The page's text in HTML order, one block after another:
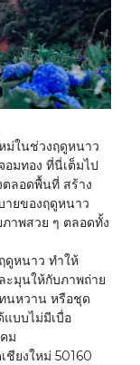
ม่ในช่วงฤดูหนาว
อมทอง ที่นี่เต็มไป
ตลอดพื้นที่ สร้าง
ายของฤดูหนาว
าพสวย ๆ ตลอดทั้ง
ฤดูหนาว ทำให้
ะมุนให้กับภาพถ่าย
นหวาน หรือชุด
แบบไม่มีเบื่อ
ม
ชียงใหม่ 50160